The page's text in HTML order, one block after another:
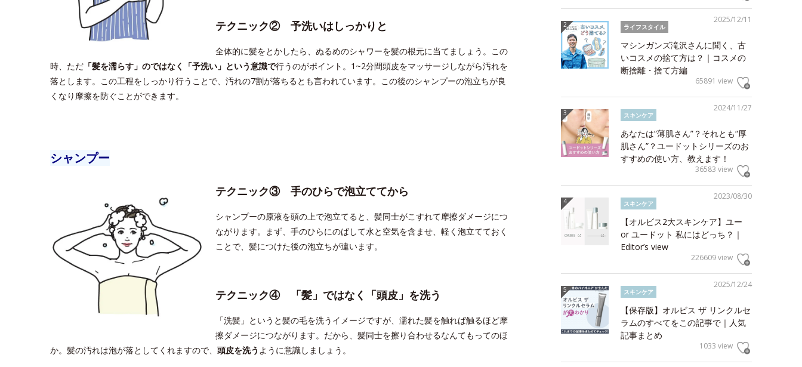
テクニック② 予洗いはしっかりと
全体的に髪をとかしたら、ぬるめのシャワーを髪の根元に当てましょう。この
時、ただ 「髪を濡らす」のではなく「予洗い」という意識で行うのがポイント。1~2分間頭皮をマッサージしながら汚れを
落とします。この工程をしっかり行うことで、汚れの7割が落ちるとも言われています。この後のシャンプーの泡立ちが良
くなり摩擦を防ぐことができます。
シャンプー
テクニック③ 手のひらで泡立ててから
シャンプーの原液を頭の上で泡立てると、髪同士がこすれて摩擦ダメージにつ
ながります。まず、手のひらにのばして水と空気を含ませ、軽く泡立てておく
ことで、髪につけた後の泡立ちが違います。
テクニック④ 「髪」ではなく「頭皮」を洗う
「洗髪」というと髪の毛を洗うイメージですが、濡れた髪を触れば触るほど摩
擦ダメージにつながります。だから、髪同士を擦り合わせるなんてもってのほ
か。髪の汚れは泡が落としてくれますので、 頭皮を洗う ように意識しましょう。
2025/12/11
ライフスタイル
マシンガンズ滝沢さんに聞く、古
いコスメの捨て方は？｜コスメの
断捨離・捨て方編
65891 view
2024/11/27
スキンケア
あなたは“薄肌さん”？それとも“厚
肌さん”？ユードットシリーズのお
すすめの使い方、教えます！
36583 view
2023/08/30
スキンケア
【オルビス2大スキンケア】ユー
or ユードット 私にはどっち？｜
Editor’s view
226609 view
2025/12/24
スキンケア
【保存版】オルビス ザ リンクルセ
ラムのすべてをこの記事で｜人気
記事まとめ
1033 view